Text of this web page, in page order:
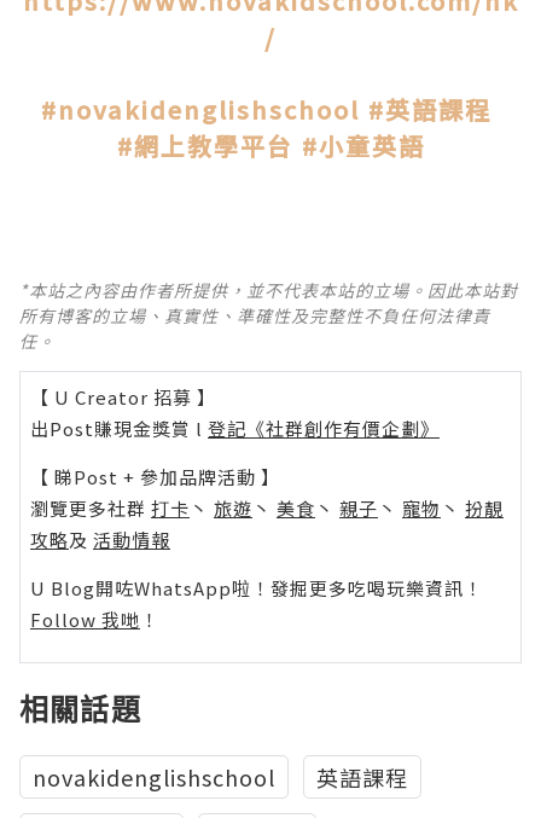
/
#novakidenglishschool #英語課程
#網上教學平台 #小童英語
*本站之內容由作者所提供，並不代表本站的立場。因此本站對
所有博客的立場、真實性、準確性及完整性不負任何法律責
任。
【 U Creator 招募 】
出Post賺現金獎賞 l 登記《社群創作有價企劃》
【 睇Post + 參加品牌活動 】
瀏覽更多社群 打卡 丶 旅遊 丶 美食 丶 親子 丶 寵物 丶 扮靚
攻略及 活動情報
U Blog開咗WhatsApp啦！發掘更多吃喝玩樂資訊！
Follow 我哋 ！
相關話題
novakidenglishschool
英語課程